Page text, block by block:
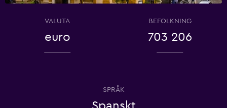
VALUTA
euro
BEFOLKNING
703 206
SPRÅK